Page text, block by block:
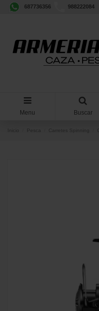
687736356 988222084
Menu Buscar